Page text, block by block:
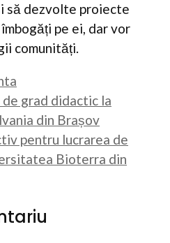
să dezvolte proiecte
pe ei, dar vor
comunități.
grad didactic la
din Brașov
pentru lucrarea de
Bioterra din